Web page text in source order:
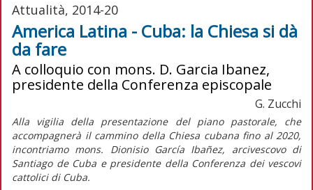
Attualità, 2014-20
America Latina - Cuba: la Chiesa si dà
da fare
A colloquio con mons. D. Garcia Ibanez,
presidente della Conferenza episcopale
G. Zucchi
Alla vigilia della presentazione del piano pastorale, che
accompagnerà il cammino della Chiesa cubana fino al 2020,
incontriamo mons. Dionisio García Ibañez, arcivescovo di
Santiago de Cuba e presidente della Conferenza dei vescovi
cattolici di Cuba.